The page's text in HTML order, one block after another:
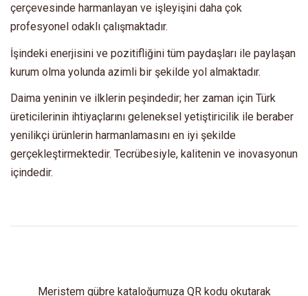
çerçevesinde harmanlayan ve işleyişini daha çok
profesyonel odaklı çalışmaktadır.
İşindeki enerjisini ve pozitifliğini tüm paydaşları ile paylaşan
kurum olma yolunda azimli bir şekilde yol almaktadır.
Daima yeninin ve ilklerin peşindedir; her zaman için Türk
üreticilerinin ihtiyaçlarını geleneksel yetiştiricilik ile beraber
yenilikçi ürünlerin harmanlamasını en iyi şekilde
gerçekleştirmektedir. Tecrübesiyle, kalitenin ve inovasyonun
içindedir.
Meristem gübre kataloğumuza QR kodu okutarak